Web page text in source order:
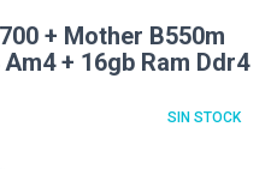
+ Mother B550m
+ 16gb Ram Ddr4
SIN STOCK